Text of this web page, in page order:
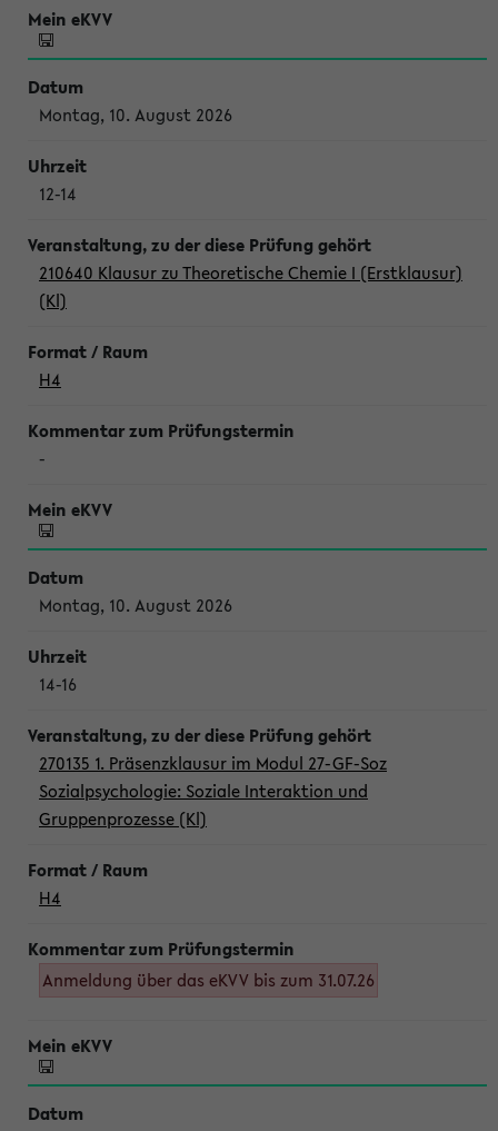
Montag, 10. August 2026
12-14
210640 Klausur zu Theoretische Chemie I (Erstklausur)
(Kl)
H4
-
Montag, 10. August 2026
14-16
270135 1. Präsenzklausur im Modul 27-GF-Soz
Sozialpsychologie: Soziale Interaktion und
Gruppenprozesse (Kl)
H4
Anmeldung über das eKVV bis zum 31.07.26